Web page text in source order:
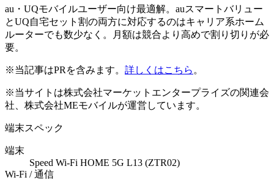
au・UQモバイルユーザー向け最適解。auスマートバリュー
とUQ自宅セット割の両方に対応するのはキャリア系ホーム
ルーターでも数少なく。月額は競合より高めで割り切りが必
要。
※当記事はPRを含みます。 詳しくはこちら 。
※当サイトは株式会社マーケットエンタープライズの関連会
社、株式会社MEモバイルが運営しています。
端末スペック
端末
Speed Wi-Fi HOME 5G L13 (ZTR02)
Wi-Fi / 通信